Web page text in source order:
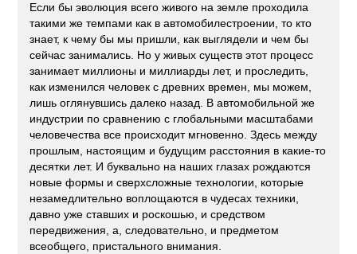
Если бы эволюция всего живого на земле проходила
такими же темпами как в автомобилестроении, то кто
знает, к чему бы мы пришли, как выглядели и чем бы
сейчас занимались. Но у живых существ этот процесс
занимает миллионы и миллиарды лет, и проследить,
как изменился человек с древних времен, мы можем,
лишь оглянувшись далеко назад. В автомобильной же
индустрии по сравнению с глобальными масштабами
человечества все происходит мгновенно. Здесь между
прошлым, настоящим и будущим расстояния в какие-то
десятки лет. И буквально на наших глазах рождаются
новые формы и сверхсложные технологии, которые
незамедлительно воплощаются в чудесах техники,
давно уже ставших и роскошью, и средством
передвижения, а, следовательно, и предметом
всеобщего, пристального внимания.